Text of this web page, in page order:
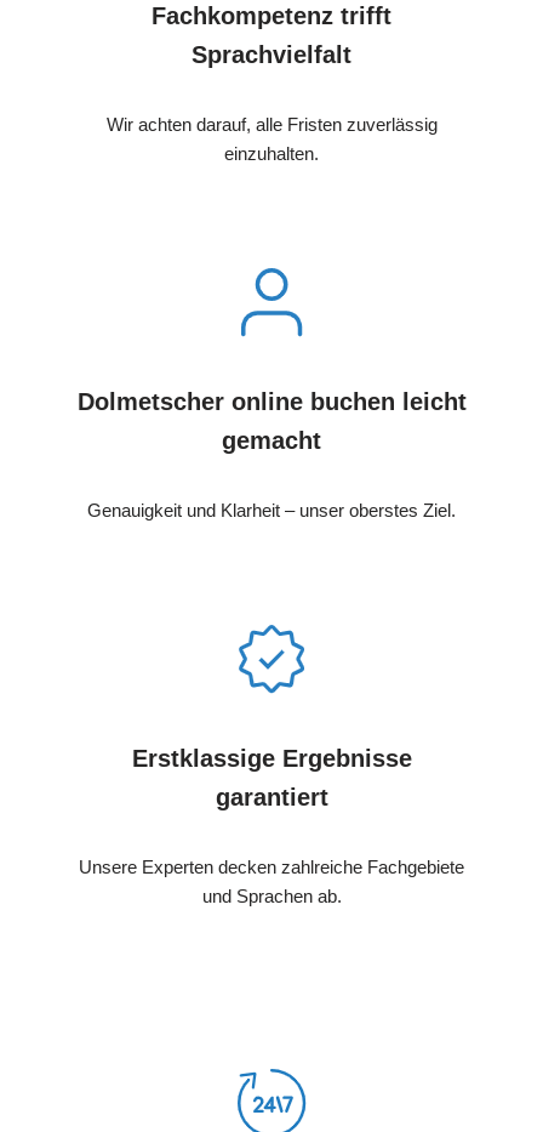
Fachkompetenz trifft
Sprachvielfalt
Wir achten darauf, alle Fristen zuverlässig
einzuhalten.
Dolmetscher online buchen leicht
gemacht
Genauigkeit und Klarheit – unser oberstes Ziel.
Erstklassige Ergebnisse
garantiert
Unsere Experten decken zahlreiche Fachgebiete
und Sprachen ab.